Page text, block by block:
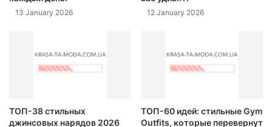
13 January 2026 12 January 2026
ТОП-38 стильных
джинсовых нарядов 2026
ТОП-60 идей: стильные Gym
Outfits, которые перевернут